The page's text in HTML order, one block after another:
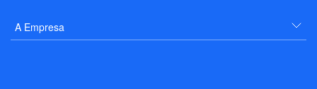
A Empresa